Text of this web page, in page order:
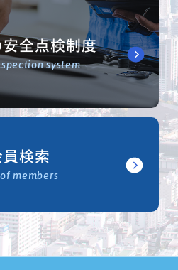
全点検制度
system
検索
members